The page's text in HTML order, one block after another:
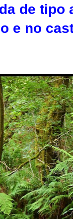
de tipo
e no